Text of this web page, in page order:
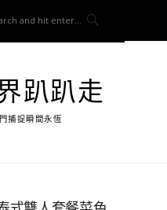
趴趴走
捕捉瞬間永恆